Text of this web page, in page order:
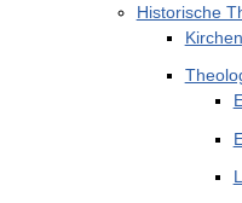
Historische